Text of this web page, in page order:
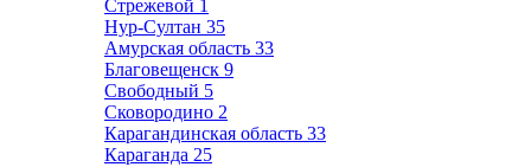
Стрежевой 1
Нур-Султан 35
Амурская область 33
Благовещенск 9
Свободный 5
Сковородино 2
Карагандинская область 33
Караганда 25